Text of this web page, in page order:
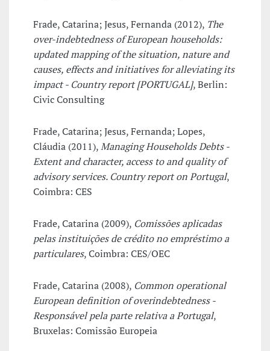
Frade, Catarina; Jesus, Fernanda (2012), The
over-indebtedness of European households:
updated mapping of the situation, nature and
causes, effects and initiatives for alleviating its
impact - Country report [PORTUGAL], Berlin:
Civic Consulting
Frade, Catarina; Jesus, Fernanda; Lopes,
Cláudia (2011),Managing Households Debts -
Extent and character, access to and quality of
advisory services. Country report on Portugal,
Coimbra: CES
Frade, Catarina (2009), Comissões aplicadas
pelas instituições de crédito no empréstimo a
particulares, Coimbra: CES/OEC
Frade, Catarina (2008), Common operational
European definition of overindebtedness -
Responsável pela parte relativa a Portugal,
Bruxelas: Comissão Europeia